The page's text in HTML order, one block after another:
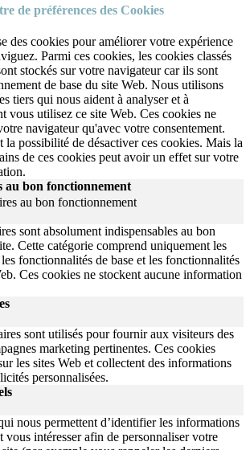
de préférences des Cookies
des cookies pour améliorer votre expérience
Parmi ces cookies, les cookies classés
stockés sur votre navigateur car ils sont
de base du site Web. Nous utilisons
tiers qui nous aident à analyser et à
vous utilisez ce site Web. Ces cookies ne
navigateur qu'avec votre consentement.
la possibilité de désactiver ces cookies. Mais la
de ces cookies peut avoir un effet sur votre
au bon fonctionnement
au bon fonctionnement
sont absolument indispensables au bon
Cette catégorie comprend uniquement les
fonctionnalités de base et les fonctionnalités
Ces cookies ne stockent aucune information
sont utilisés pour fournir aux visiteurs des
marketing pertinentes. Ces cookies
les sites Web et collectent des informations
personnalisées.
nous permettent d’identifier les informations
vous intéresser afin de personnaliser votre